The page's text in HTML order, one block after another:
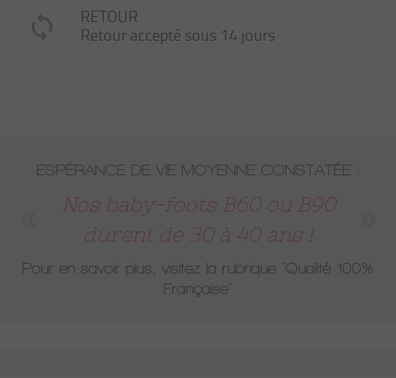
RETOUR
Retour accepté sous 14 jours
ESPÉRANCE DE VIE MOYENNE CONSTATÉE :
Nos baby-foots B60 ou B90
durent de 30 à 40 ans !
Pour en savoir plus, visitez la rubrique "Qualité 100%
Française"